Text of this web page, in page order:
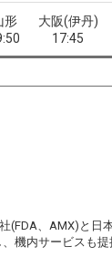
形
大阪(伊丹)
17:45
用する
形
大阪(伊丹)
(FDA、AMX)と日
機内サービスも